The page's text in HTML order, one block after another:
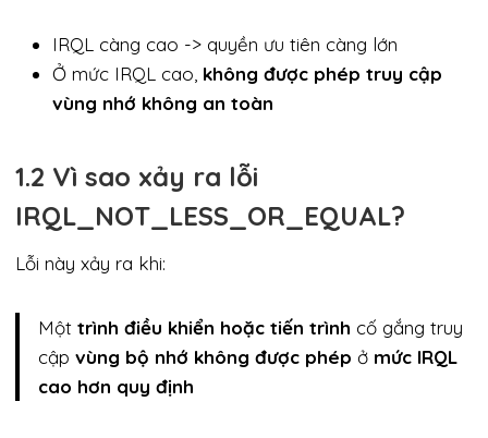
IRQL càng cao -> quyền ưu tiên càng lớn
Ở mức IRQL cao, không được phép truy cập
vùng nhớ không an toàn
1.2 Vì sao xảy ra lỗi
IRQL_NOT_LESS_OR_EQUAL?
Lỗi này xảy ra khi:
Một trình điều khiển hoặc tiến trình cố gắng truy
cập vùng bộ nhớ không được phép ở mức IRQL
cao hơn quy định